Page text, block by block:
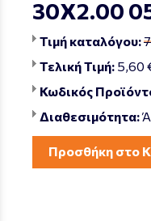
30Χ2.00
Τιμή καταλόγου:
Τελική Τιμή: 5,60
Κωδικός
Διαθεσιμότητα:
Προσθήκη στο